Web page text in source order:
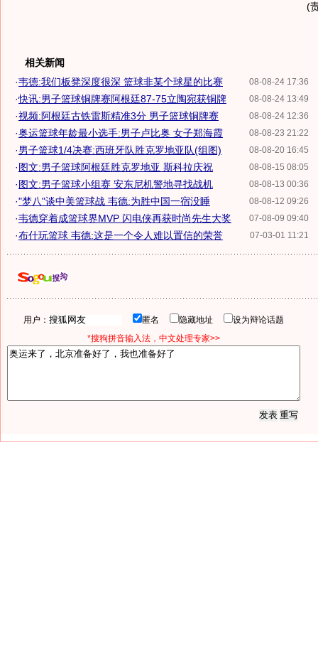
(
相关新闻
08-08-24 17:36
·韦德:我们板凳深度很深 篮球非某个球星的比赛
08-08-24 13:49
·快讯:男子篮球铜牌赛阿根廷87-75立陶宛获铜牌
08-08-24 12:36
·视频:阿根廷古铁雷斯精准3分 男子篮球铜牌赛
08-08-23 21:22
·奥运篮球年龄最小选手:男子卢比奥 女子郑海霞
08-08-20 16:45
·男子篮球1/4决赛:西班牙队胜克罗地亚队(组图)
08-08-15 08:05
·图文:男子篮球阿根廷胜克罗地亚 斯科拉庆祝
08-08-13 00:36
·图文:男子篮球小组赛 安东尼机警地寻找战机
08-08-12 09:26
·"梦八"谈中美篮球战 韦德:为胜中国一宿没睡
07-08-09 09:40
·韦德穿着成篮球界MVP 闪电侠再获时尚先生大奖
07-03-01 11:21
·布什玩篮球 韦德:这是一个令人难以置信的荣誉
用户： 匿名 隐藏地址
设为辩论话题
*搜狗拼音输入法，中文处理专家>>